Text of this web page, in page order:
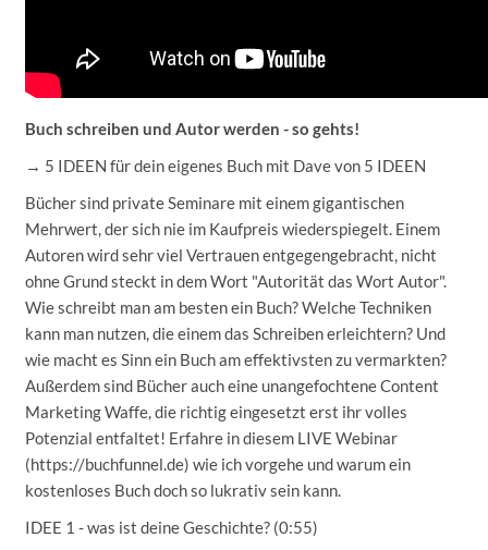
Buch schreiben und Autor werden - so gehts!
→ 5 IDEEN für dein eigenes Buch mit Dave von 5 IDEEN
Bücher sind private Seminare mit einem gigantischen
Mehrwert, der sich nie im Kaufpreis wiederspiegelt. Einem
Autoren wird sehr viel Vertrauen entgegengebracht, nicht
ohne Grund steckt in dem Wort "Autorität das Wort Autor".
Wie schreibt man am besten ein Buch? Welche Techniken
kann man nutzen, die einem das Schreiben erleichtern? Und
wie macht es Sinn ein Buch am effektivsten zu vermarkten?
Außerdem sind Bücher auch eine unangefochtene Content
Marketing Waffe, die richtig eingesetzt erst ihr volles
Potenzial entfaltet! Erfahre in diesem LIVE Webinar
(https://buchfunnel.de) wie ich vorgehe und warum ein
kostenloses Buch doch so lukrativ sein kann.
IDEE 1 - was ist deine Geschichte? (0:55)